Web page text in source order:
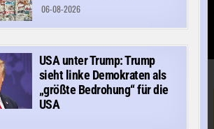
06-08-2026
USA unter Trump: Trump
sieht linke Demokraten als
„größte Bedrohung“ für die
USA